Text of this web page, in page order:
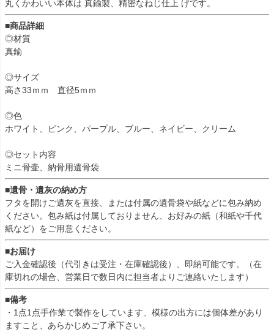
丸くかわいい本体は 真鍮製、精密なねじ仕上 げです。
■商品詳細
◎材質
真鍮
◎サイズ
高さ33ｍｍ 直径5ｍｍ
◎色
ホワイト、ピンク、パープル、ブルー、ネイビー、クリーム
◎セット内容
ミニ骨壷、納骨用遺骨袋
■遺骨・遺灰の納め方
フタを開けご遺灰を直接、または付属の遺骨袋や紙などに包み納め
ください。包み紙は付属しておりません、お好みの紙（和紙や千代
紙など）をご用意ください。
■お届け
ご入金確認後（代引きは受注・在庫確認後）、即納可能です。（在
庫切れの場合、営業日で数日内に担当者よりご連絡いたします）
■備考
・1点1点手作業で製作をしています、模様の出方には個体差があり
ますこと、あらかじめご了承下さい。